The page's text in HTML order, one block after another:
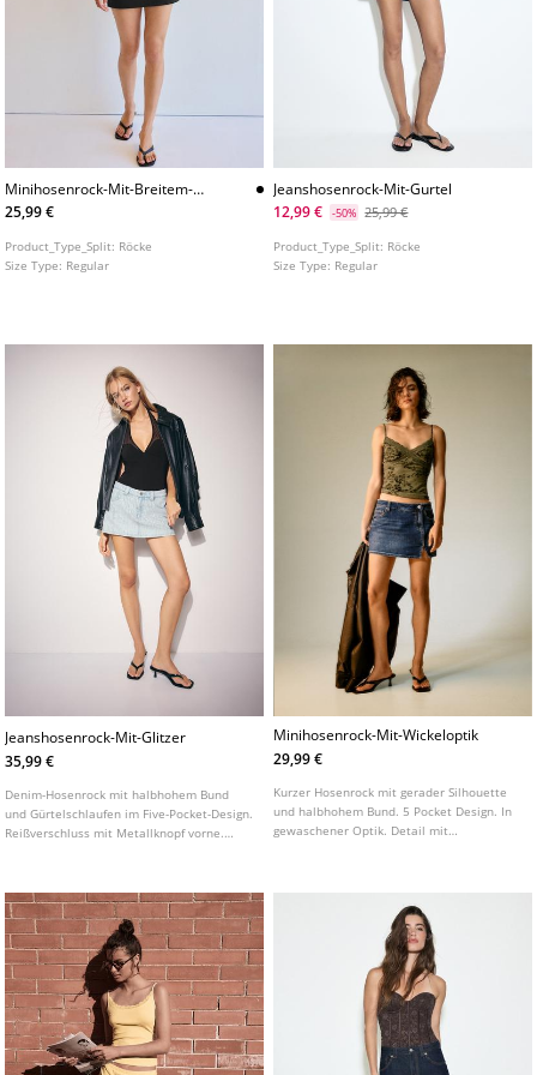
Minihosenrock-Mit-Breitem-
Bund
25,99 €
Product_Type_Split: Röcke
Size Type: Regular
Jeanshosenrock-Mit-Gurtel
12,99 €
-50% 25,99 €
Product_Type_Split: Röcke
Size Type: Regular
Jeanshosenrock-Mit-Glitzer
35,99 €
Denim-Hosenrock mit halbhohem Bund
und Gürtelschlaufen im Five-Pocket-Design.
Reißverschluss mit Metallknopf vorne.
Minihosenrock-Mit-Wickeloptik
29,99 €
Kurzer Hosenrock mit gerader Silhouette
und halbhohem Bund. 5 Pocket Design. In
gewaschener Optik. Detail mit